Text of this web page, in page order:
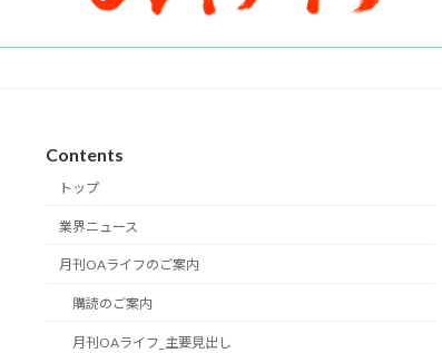
Contents
トップ
業界ニュース
月刊OAライフのご案内
購読のご案内
月刊OAライフ_主要見出し